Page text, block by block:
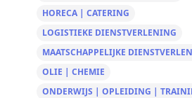
HORECA | CATERING
LOGISTIEKE DIENSTVERLENING
MAATSCHAPPELIJKE
OLIE | CHEMIE
ONDERWIJS | OPLEIDING |